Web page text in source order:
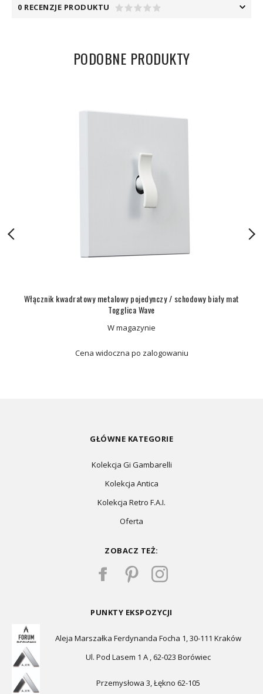
0 RECENZJE PRODUKTU
PODOBNE PRODUKTY
Włącznik kwadratowy metalowy pojedynczy / schodowy biały mat
Togglica Wave
W magazynie
Cena widoczna po zalogowaniu
GŁÓWNE KATEGORIE
Kolekcja Gi Gambarelli
Kolekcja Antica
Kolekcja Retro F.A.I.
Oferta
ZOBACZ TEŻ:
PUNKTY EKSPOZYCJI
Aleja Marszałka Ferdynanda Focha 1, 30-111 Kraków
Ul. Pod Lasem 1 A , 62-023 Borówiec
Przemysłowa 3, Łękno 62-105